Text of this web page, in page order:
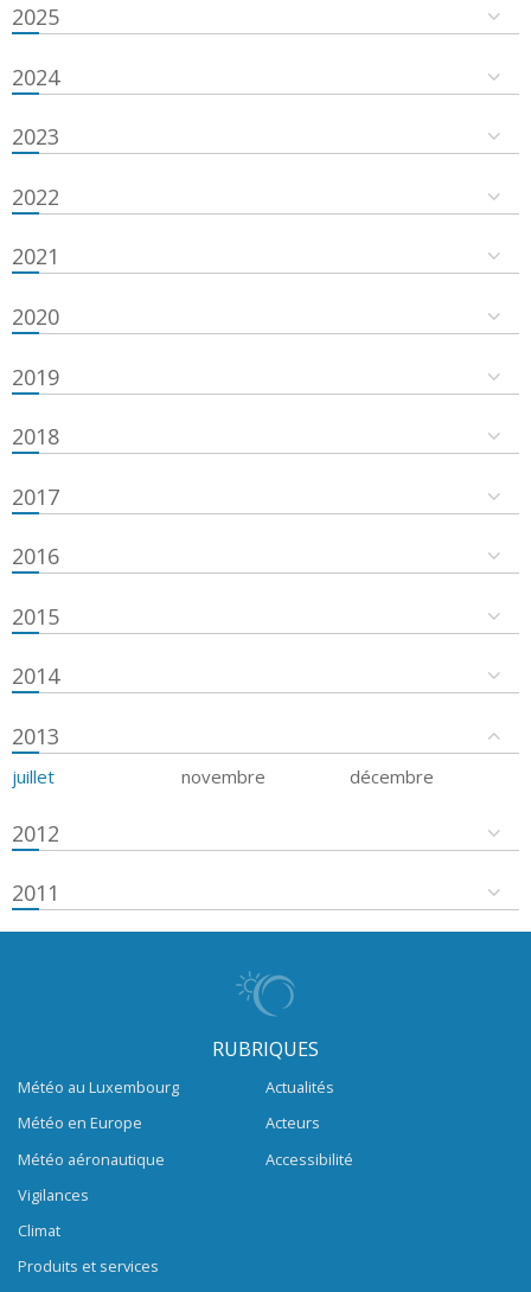
2025
2024
2023
2022
2021
2020
2019
2018
2017
2016
2015
2014
2013
juillet novembre décembre
2012
2011
RUBRIQUES
Météo au Luxembourg
Météo en Europe
Météo aéronautique
Vigilances
Climat
Produits et services
Actualités
Acteurs
Accessibilité